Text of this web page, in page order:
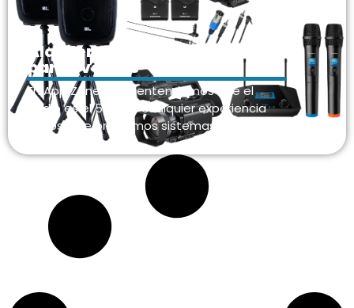
Alquiler de Equipos de Sonido
para eventos
En App Zone Web, entendemos que el
audio es el 50% de cualquier experiencia
exitosa. Te brindamos sistemas de sonido…